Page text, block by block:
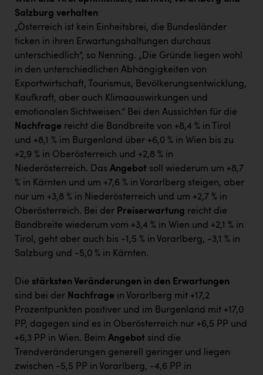
Salzburg verhalten
„Österreich ist kein Einheitsbrei, die Bundesländer
ticken in ihren Erwartungshaltungen durchaus
unterschiedlich“, so Nenning. „Die Gründe liegen wohl
in den unterschiedlichen Abhängigkeiten von
Exportwirtschaft, Tourismus, Bevölkerungsentwicklung,
Kaufkraft, aber auch Klimaauswirkungen und
emotionalen Sichtweisen.“ Bei den Aussichten für die
Nachfrage reicht die Bandbreite von +8,4 % in Tirol
und +8,1 % im Burgenland über +6,0 % in Wien bis zu
+2,9 % in Oberösterreich und +2,8 % in
Niederösterreich. Das Angebot soll wiederum um +8,7
% in Kärnten und um +7,6 % in Vorarlberg steigen, aber
nur um +3,8 % in Niederösterreich und um +2,7 % in
Oberösterreich. Bei der Preiserwartung reicht die
Bandbreite wiederum vom +3,4 % in Wien und +2,1 % in
Tirol, geht aber auch bis -1,5 % in Vorarlberg, -3,1 % in
Salzburg und -5,0 % in Kärnten.
Die stärksten Veränderungen in den Erwartungen
sind bei der Nachfrage in Vorarlberg mit +17,2
Prozentpunkten positiver und im Burgenland mit +17,0
PP, dagegen sind es in Oberösterreich nur +6,5 PP und
+6,3 PP in Wien. Beim Angebot sind die
Trendveränderungen generell geringer und liegen
zwischen -5,5 PP in Vorarlberg, -4,6 PP in